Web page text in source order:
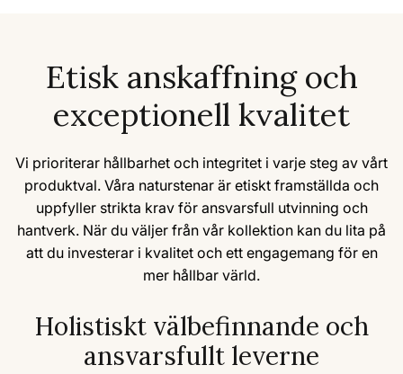
Etisk anskaffning och
exceptionell kvalitet
Vi prioriterar hållbarhet och integritet i varje steg av vårt
produktval. Våra naturstenar är etiskt framställda och
uppfyller strikta krav för ansvarsfull utvinning och
hantverk. När du väljer från vår kollektion kan du lita på
att du investerar i kvalitet och ett engagemang för en
mer hållbar värld.
Holistiskt välbefinnande och
ansvarsfullt leverne